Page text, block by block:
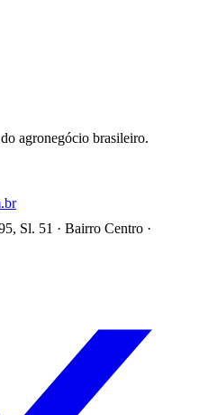
agronegócio brasileiro.
Sl. 51 · Bairro Centro ·